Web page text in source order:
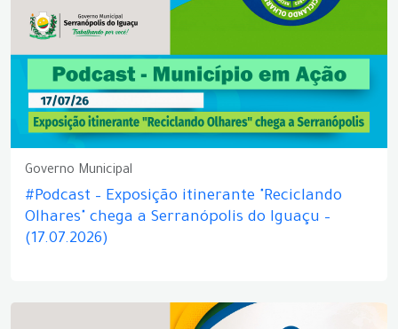
Governo Municipal
#Podcast – Exposição itinerante "Reciclando
Olhares" chega a Serranópolis do Iguaçu –
(17.07.2026)